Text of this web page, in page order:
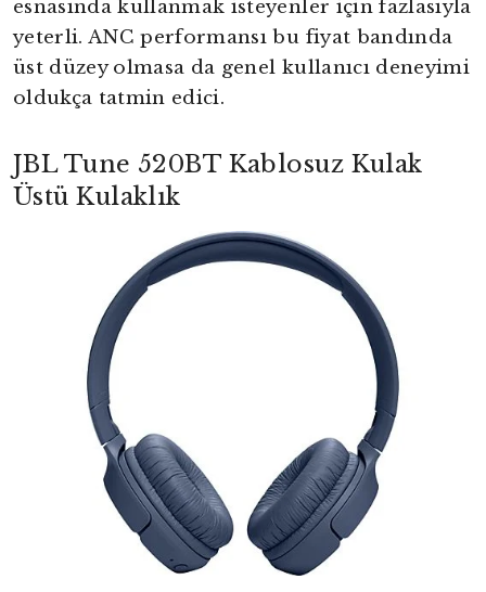
esnasında kullanmak isteyenler için fazlasıyla
yeterli. ANC performansı bu fiyat bandında
üst düzey olmasa da genel kullanıcı deneyimi
oldukça tatmin edici.
JBL Tune 520BT Kablosuz Kulak
Üstü Kulaklık